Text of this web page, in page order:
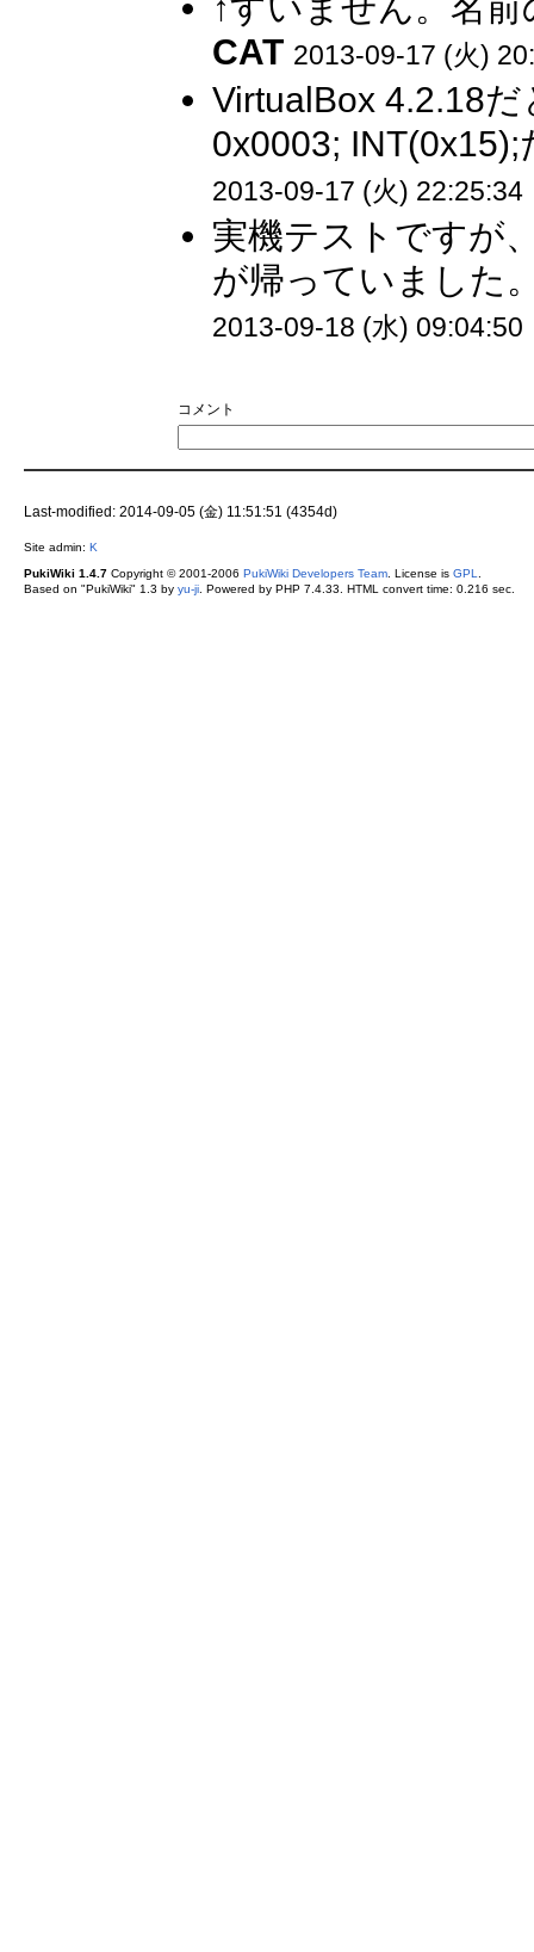
CAT 2013-09-17 (火)
VirtualBox 4.2.18
0x0003;
2013-09-17 (火) 22:25:34
実機テストですが
が帰っていました
2013-09-18 (水) 09:04:50
コメント
Last-modified: 2014-09-05 (金) 11:51:51 (4354d)
Site admin: K
PukiWiki 1.4.7Copyright © 2001-2006 PukiWiki Developers Team. License is GPL
Based on "PukiWiki" 1.3 by yu-ji. Powered by PHP 7.4.33. HTML convert time: 0.216 sec.